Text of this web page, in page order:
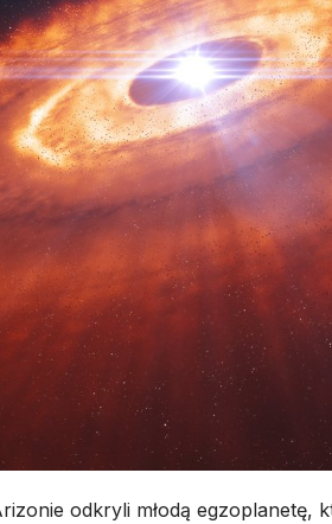
odkryli młodą egzoplanetę,